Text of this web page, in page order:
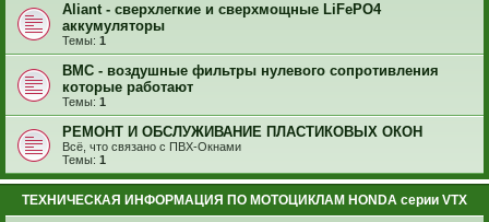
Aliant - сверхлегкие и сверхмощные LiFePO4
аккумуляторы
Темы: 1
BMC - воздушные фильтры нулевого сопротивления
которые работают
Темы: 1
РЕМОНТ И ОБСЛУЖИВАНИЕ ПЛАСТИКОВЫХ ОКОН
Всё, что связано с ПВХ-Окнами
Темы: 1
ТЕХНИЧЕСКАЯ ИНФОРМАЦИЯ ПО МОТОЦИКЛАМ HONDA серии VTX